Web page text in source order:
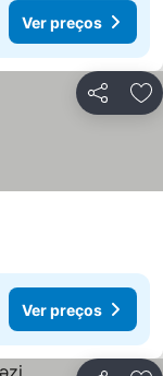
Ver preços
Partilhar
Ver preços